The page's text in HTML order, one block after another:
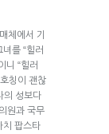
체에서 기
를 “힐러
니 “힐러
칭이 괜찮
의 성보다
원과 국무
치 팝스타